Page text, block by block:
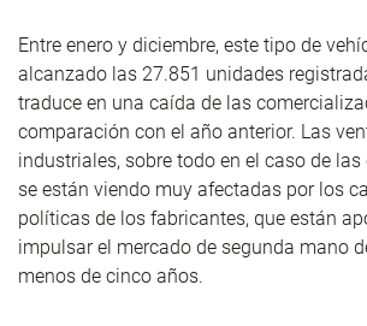
Entre enero y diciembre, este tipo de
alcanzado las 27.851 unidades
traduce en una caída de las
comparación con el año anterior. Las
industriales, sobre todo en el caso de
se están viendo muy afectadas por los
políticas de los fabricantes, que están
impulsar el mercado de segunda mano
menos de cinco años.